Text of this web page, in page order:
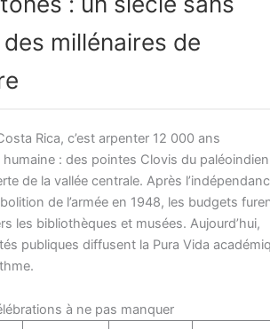
millénaires de
Rica, c’est arpenter 12 000 ans
humaine : des pointes Clovis du
de la vallée centrale. Après
de l’armée en 1948, les budgets
les bibliothèques et musées. Aujourd’hui,
publiques diffusent la Pura Vida
à ne pas manquer